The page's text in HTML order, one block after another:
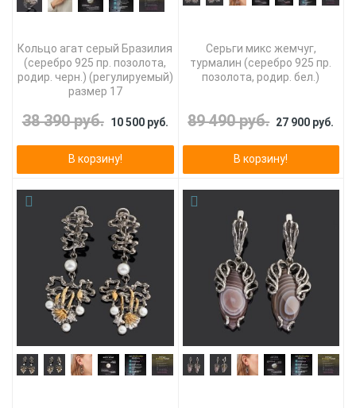
Кольцо агат серый Бразилия
(серебро 925 пр. позолота,
родир. черн.) (регулируемый)
размер 17
38 390 руб. 10 500 руб.
В корзину!
Серьги микс жемчуг,
турмалин (серебро 925 пр.
позолота, родир. бел.)
89 490 руб. 27 900 руб.
В корзину!